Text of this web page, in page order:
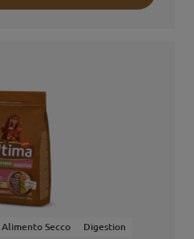
Alimento Secco Digestion